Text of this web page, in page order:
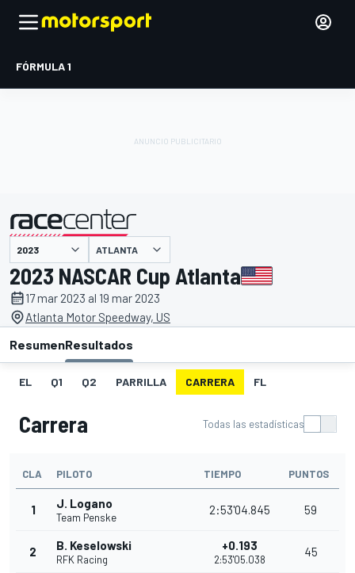
FÓRMULA 1
presentado por ATLANTA
2023 NASCAR Cup Atlanta
17 mar 2023 al 19 mar 2023
Atlanta Motor Speedway, US
ResumenResultados
EL Q1 Q2 PARRILLA CARRERA FL
Carrera Todas las estadísticas
CLA PILOTO TIEMPO PUNTOS
1 J. Logano
Team Penske
2:53'04.845 59
2 B. Keselowski
RFK Racing
+0.193
2:53'05.038
45